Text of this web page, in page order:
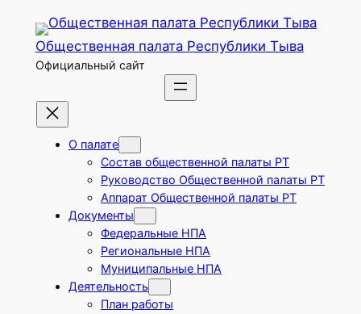
Перейти
содержимому
Общественная палата Республики Тыва
Официальный сайт
О палате
Состав общественной палаты РТ
Руководство Общественной палаты РТ
Аппарат Общественной палаты РТ
Документы
Федеральные НПА
Региональные НПА
Муниципальные НПА
Деятельность
План работы